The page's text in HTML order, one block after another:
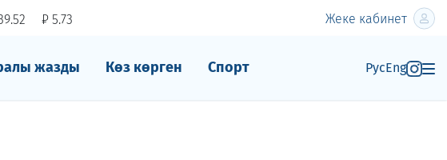
₽ 5.73 Жеке кабинет
жазды Көз көрген Спорт РусEng